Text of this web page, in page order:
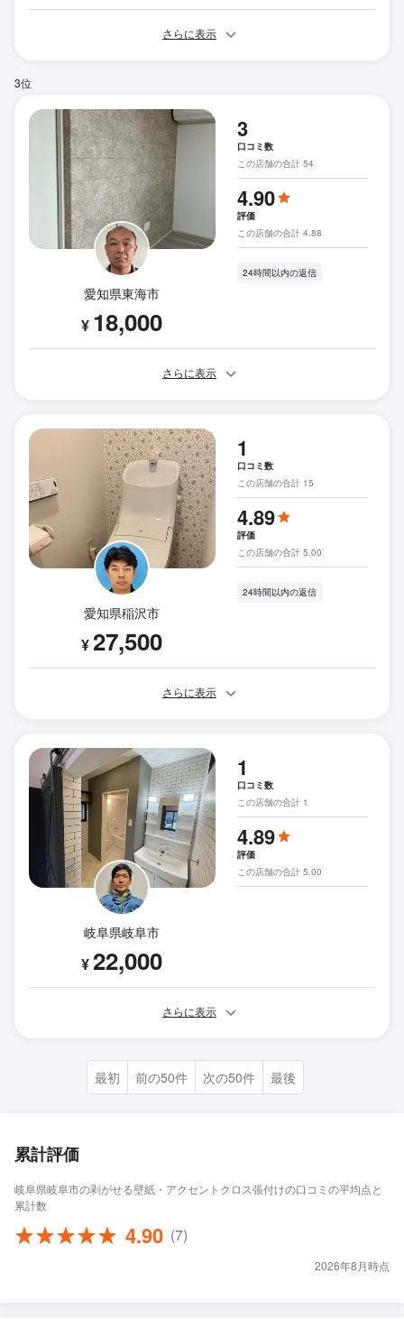
さらに表示
3位
愛知県東海市
¥ 18,000
3
口コミ数
この店舗の合計 54
4.90
評価
この店舗の合計 4.88
24時間以内の返信
さらに表示
愛知県稲沢市
¥27,500
1
口コミ数
この店舗の合計 15
4.89
評価
この店舗の合計 5.00
24時間以内の返信
さらに表示
岐阜県岐阜市
¥22,000
1
口コミ数
この店舗の合計 1
4.89
評価
この店舗の合計 5.00
さらに表示
最初 前の50件 次の50件 最後
累計評価
岐阜県岐阜市の剥がせる壁紙・アクセントクロス張付けの口コミの平均点と
累計数
4.90 (7)
2026年8月時点